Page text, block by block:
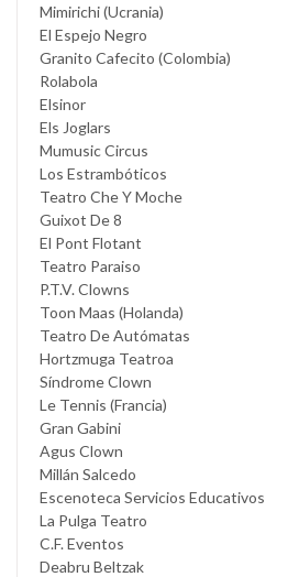
Mimirichi (Ucrania)
El Espejo Negro
Granito Cafecito (Colombia)
Rolabola
Elsinor
Els Joglars
Mumusic Circus
Los Estrambóticos
Teatro Che Y Moche
Guixot De 8
El Pont Flotant
Teatro Paraiso
P.T.V. Clowns
Toon Maas (Holanda)
Teatro De Autómatas
Hortzmuga Teatroa
Síndrome Clown
Le Tennis (Francia)
Gran Gabini
Agus Clown
Millán Salcedo
Escenoteca Servicios Educativos
La Pulga Teatro
C.F. Eventos
Deabru Beltzak